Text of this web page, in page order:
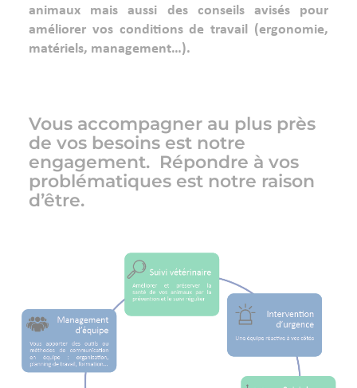
animaux mais aussi des conseils avisés pour
améliorer vos conditions de travail (ergonomie,
matériels, management…).
Vous accompagner au plus près
de vos besoins est notre
engagement. Répondre à vos
problématiques est notre raison
d’être.